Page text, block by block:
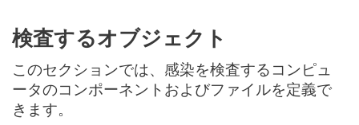
検査するオブジェクト
このセクションでは、感染を検査するコンピュ
ータのコンポーネントおよびファイルを定義で
きます。